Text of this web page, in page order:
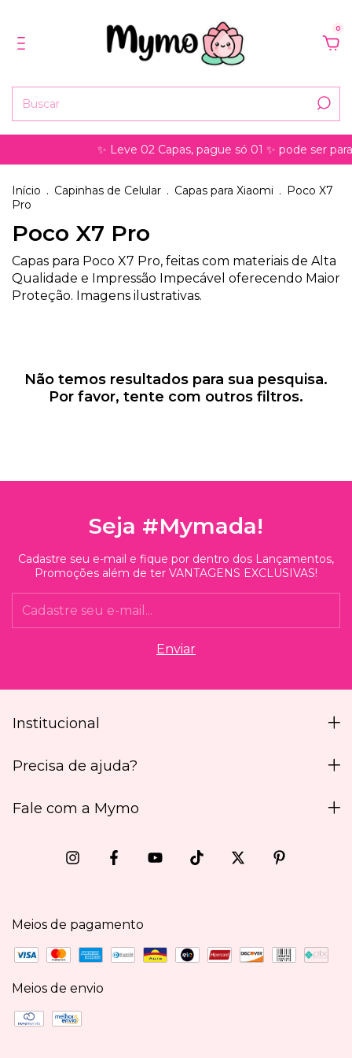
0
✨ Leve 02 Capas, pague só 01 ✨ pode ser
Início . Capinhas de Celular . Capas para Xiaomi . Poco X7
Pro
Poco X7 Pro
Capas para Poco X7 Pro, feitas com materiais de Alta
Qualidade e Impressão Impecável oferecendo Maior
Proteção. Imagens ilustrativas.
Não temos resultados para sua pesquisa.
Por favor, tente com outros filtros.
Seja #Mymada!
Cadastre seu e-mail e fique por dentro dos Lançamentos,
Promoções além de ter VANTAGENS EXCLUSIVAS!
Institucional
Precisa de ajuda?
Fale com a Mymo
Meios de pagamento
Meios de envio